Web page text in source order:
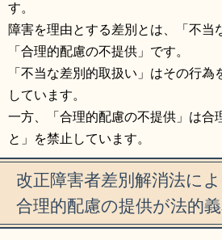
す。
障害を理由とする差別とは、「不当
「合理的配慮の不提供」です。
「不当な差別的取扱い」はその行為
しています。
一方、「合理的配慮の不提供」は合
と」を禁止しています。
改正障害者差別解消法に
合理的配慮の提供が法的